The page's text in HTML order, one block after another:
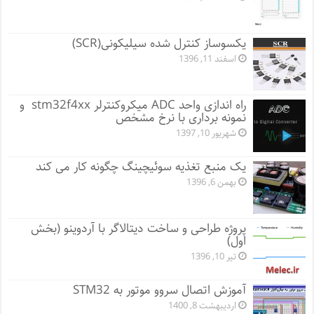
یکسوساز کنترل شده سیلیکونی(SCR)
اسفند 11, 1396
راه اندازی واحد ADC میکروکنترلر stm32f4xx و
نمونه برداری با نرخ مشخص
شهریور 10, 1397
یک منبع تغذیه سوئیچینگ چگونه کار می کند
بهمن 6, 1396
پروژه طراحی و ساخت دیتالاگر با آردوینو (بخش
اول)
تیر 10, 1396
آموزش اتصال سروو موتور به STM32
اردیبهشت 8, 1400